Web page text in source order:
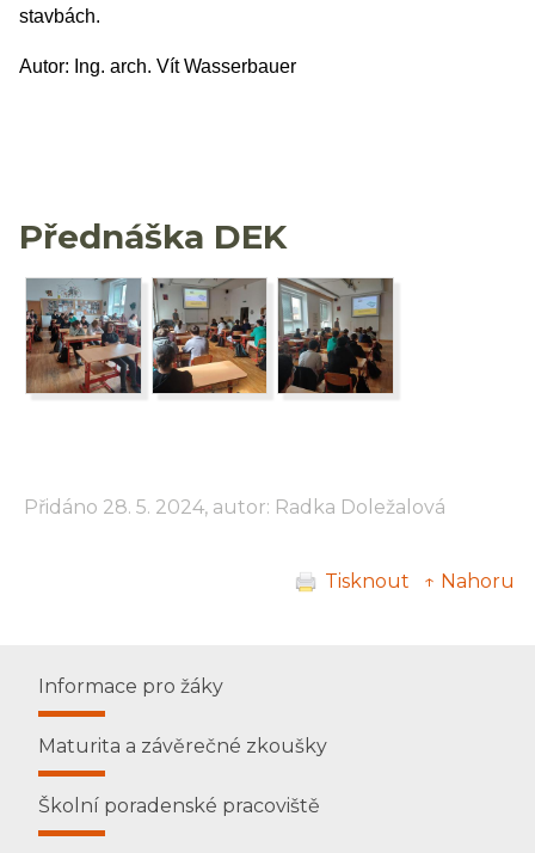
stavbách.
Autor: Ing. arch. Vít Wasserbauer
Přednáška DEK
Přidáno 28. 5. 2024, autor: Radka Doležalová
Tisknout ↑ Nahoru
Informace pro žáky
Maturita a závěrečné zkoušky
Školní poradenské pracoviště